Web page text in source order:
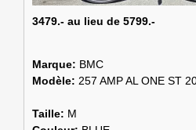
3479.- au lieu de 5799.-
Marque: BMC
Modèle: 257 AMP AL ONE ST
Taille: M